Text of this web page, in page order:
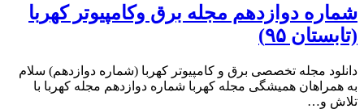
دوازدهم مجله برق وکامپیوتر کهربا
۹۵)
مجله تخصصی برق و کامپیوتر کهربا (شماره دوازدهم) سلام
همیشگی مجله کهربا شماره دوازدهم مجله کهربا با
و…